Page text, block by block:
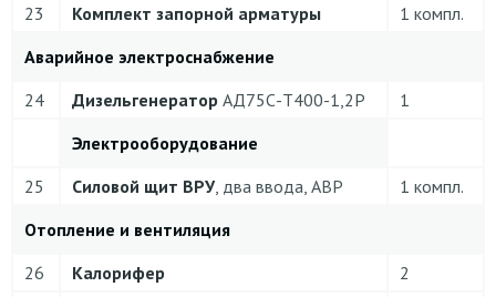
23 Комплект запорной арматуры
1 компл.
Аварийное электроснабжение
24
Дизельгенератор АД75С-Т400-1,2Р
1
Электрооборудование
25
Силовой щит ВРУ, два ввода, АВР
1 компл.
Отопление и вентиляция
26
Калорифер
2